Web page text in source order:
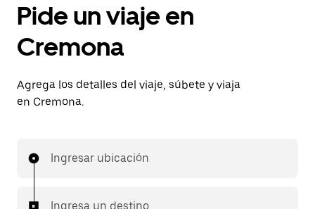
Pide un viaje en
Cremona
Agrega los detalles del viaje, súbete y viaja
en Cremona.
Ingresar ubicación
Ingresa un destino